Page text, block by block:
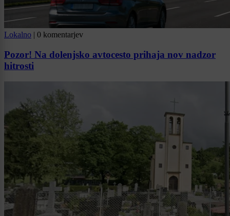
Lokalno | 0 komentarjev
Pozor! Na dolenjsko avtocesto prihaja nov nadzor
hitrosti